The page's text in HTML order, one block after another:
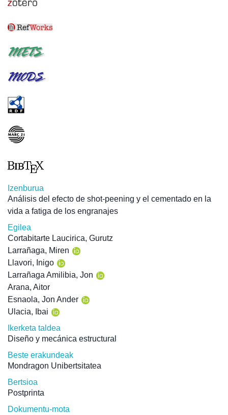
Izenburua
Análisis del efecto de shot-peening y el cementado en la
vida a fatiga de los engranajes
Egilea
Cortabitarte Laucirica, Gurutz
Larrañaga, Miren
Llavori, Inigo
Larrañaga Amilibia, Jon
Arana, Aitor
Esnaola, Jon Ander
Ulacia, Ibai
Ikerketa taldea
Diseño y mecánica estructural
Beste erakundeak
Mondragon Unibertsitatea
Bertsioa
Postprinta
Dokumentu-mota